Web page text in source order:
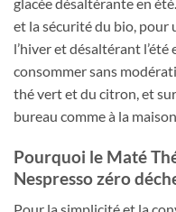
et la sécurité du bio,
l’hiver et désaltérant
consommer sans
thé vert et du citron, et
bureau comme à la
Pourquoi le Maté
Nespresso zéro